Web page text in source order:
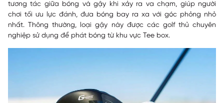
tương tác giữa bóng và gậy khi xảy ra va chạm, giúp người
chơi tối ưu lực đánh, đưa bóng bay ra xa với góc phỏng nhỏ
nhất. Thông thường, loại gậy này được các golf thủ chuyên
nghiệp sử dụng để phát bóng từ khu vực Tee box.